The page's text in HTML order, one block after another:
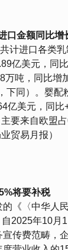
口金额同比增
计进口各类
亿美元，同
万吨，同比增
下同）。婴配
亿美元，同
要来自欧盟
贸易月报）
将要补税
《〈中华人
2025年10月
传费范畴，